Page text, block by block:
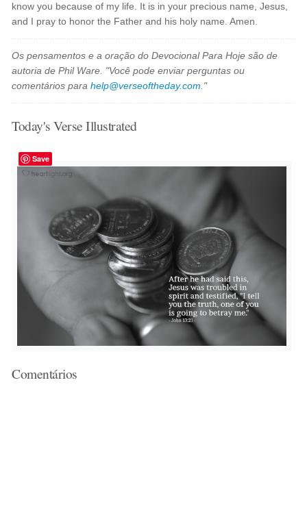
know you because of my life. It is in your precious name, Jesus,
and I pray to honor the Father and his holy name. Amen.
Os pensamentos e a oração do Devocional Para Hoje são de
autoria de Phil Ware. "Você pode enviar perguntas ou
comentários parahelp@verseoftheday.com ."
Today's Verse Illustrated
Save
Comentários